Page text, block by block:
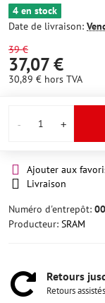
4 en stock
Date de livraison:
39 €
37,07 €
30,89 € hors TVA
Ajouter aux
Livraison
Numéro d'entrepôt:
Producteur: SRAM
Retours
Retours